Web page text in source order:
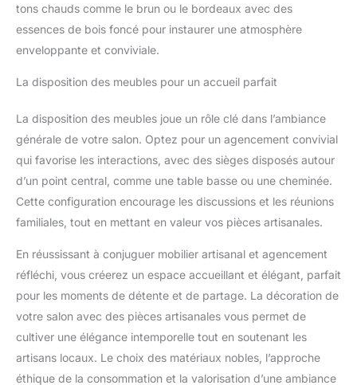
tons chauds comme le brun ou le bordeaux avec des
essences de bois foncé pour instaurer une atmosphère
enveloppante et conviviale.
La disposition des meubles pour un accueil parfait
La disposition des meubles joue un rôle clé dans l’ambiance
générale de votre salon. Optez pour un agencement convivial
qui favorise les interactions, avec des sièges disposés autour
d’un point central, comme une table basse ou une cheminée.
Cette configuration encourage les discussions et les réunions
familiales, tout en mettant en valeur vos pièces artisanales.
En réussissant à conjuguer mobilier artisanal et agencement
réfléchi, vous créerez un espace accueillant et élégant, parfait
pour les moments de détente et de partage. La décoration de
votre salon avec des pièces artisanales vous permet de
cultiver une élégance intemporelle tout en soutenant les
artisans locaux. Le choix des matériaux nobles, l’approche
éthique de la consommation et la valorisation d’une ambiance